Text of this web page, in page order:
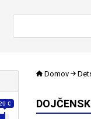
€
Domov